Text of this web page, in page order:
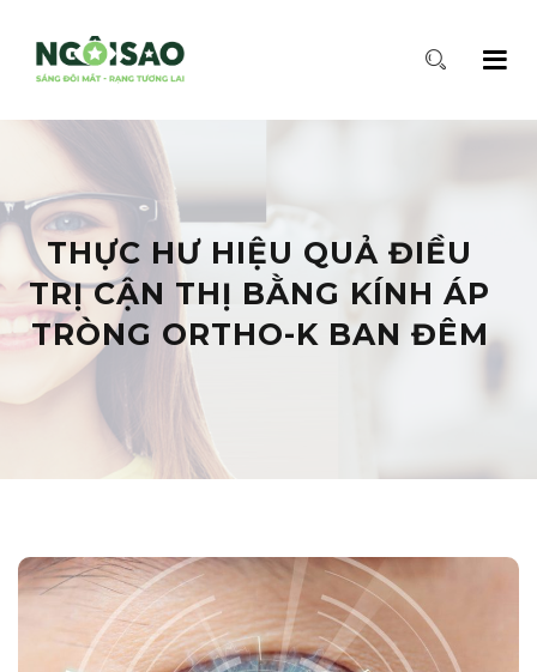
THỰC HƯ HIỆU QUẢ ĐIỀU
TRỊ CẬN THỊ BẰNG KÍNH ÁP
TRÒNG ORTHO-K BAN ĐÊM